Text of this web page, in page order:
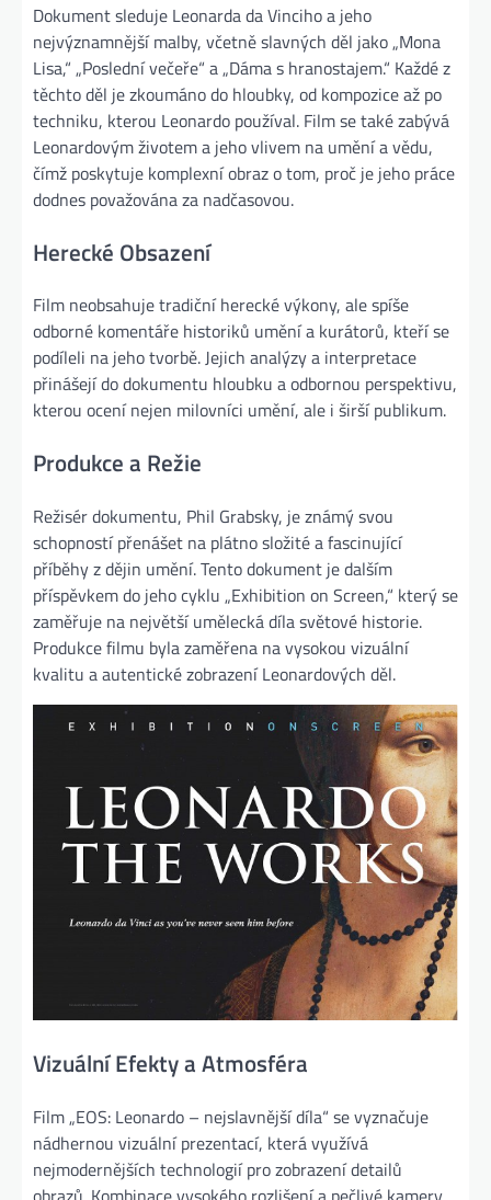
Dokument sleduje Leonarda da Vinciho a jeho
nejvýznamnější malby, včetně slavných děl jako „Mona
Lisa,“ „Poslední večeře“ a „Dáma s hranostajem.“ Každé z
těchto děl je zkoumáno do hloubky, od kompozice až po
techniku, kterou Leonardo používal. Film se také zabývá
Leonardovým životem a jeho vlivem na umění a vědu,
čímž poskytuje komplexní obraz o tom, proč je jeho práce
dodnes považována za nadčasovou.
Herecké Obsazení
Film neobsahuje tradiční herecké výkony, ale spíše
odborné komentáře historiků umění a kurátorů, kteří se
podíleli na jeho tvorbě. Jejich analýzy a interpretace
přinášejí do dokumentu hloubku a odbornou perspektivu,
kterou ocení nejen milovníci umění, ale i širší publikum.
Produkce a Režie
Režisér dokumentu, Phil Grabsky, je známý svou
schopností přenášet na plátno složité a fascinující
příběhy z dějin umění. Tento dokument je dalším
příspěvkem do jeho cyklu „Exhibition on Screen,“ který se
zaměřuje na největší umělecká díla světové historie.
Produkce filmu byla zaměřena na vysokou vizuální
kvalitu a autentické zobrazení Leonardových děl.
Vizuální Efekty a Atmosféra
Film „EOS: Leonardo – nejslavnější díla“ se vyznačuje
nádhernou vizuální prezentací, která využívá
nejmodernějších technologií pro zobrazení detailů